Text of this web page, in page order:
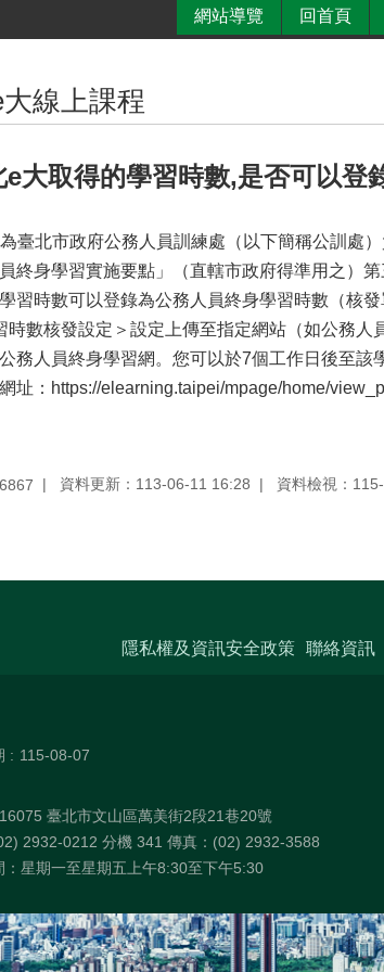
網站導覽 回首頁
線上課程
e大取得的學習時數,是否可以登
臺北市政府公務人員訓練處（以下簡稱公訓處
終身學習實施要點」（直轄市政府得準用之）
習時數可以登錄為公務人員終身學習時數（核
時數核發設定＞設定上傳至指定網站（如公務
務人員終身學習網。您可以於7個工作日後至該
址：https://elearning.taipei/mpage/home/
資料更新：113-06-11 16:28 資料檢視：
隱私權及資訊安全政策 聯絡資訊
115-08-07
臺北市文山區萬美街2段21巷20號
2932-0212 分機 341 傳真：(02) 2932-3588
：星期一至星期五上午8:30至下午5:30